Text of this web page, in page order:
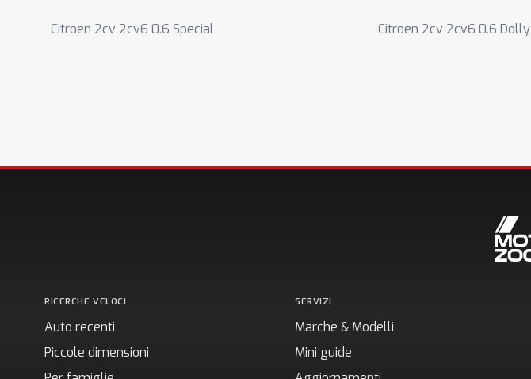
Citroen 2cv 2cv6 0.6 Special Citroen 2cv 2cv6 0.6 Dolly
RICERCHE VELOCI
Auto recenti
Piccole dimensioni
SERVIZI
Marche & Modelli
Mini guide